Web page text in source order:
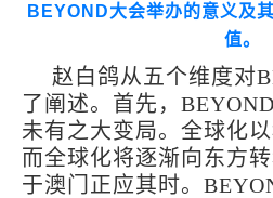
BEYOND大会举办的意义及
值。
赵白鸽从五个维度对
了阐述。首先，
未有之大变局。全球化
而全球化将逐渐向东方
于澳门正应其时。